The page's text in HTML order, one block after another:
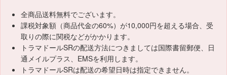
全商品送料無料でございます。
課税対象額（商品代金の60%）が10,000円を超える場合、受
取りの際に関税などがかかります。
トラマドールSRの配送方法につきましては国際書留郵便、日
通メイルプラス、EMSを利用します。
トラマドールSRは配送の希望日時は指定できません。